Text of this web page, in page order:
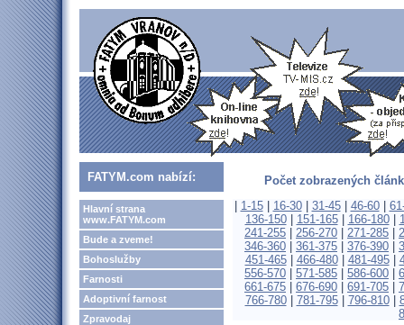
FATYM.com nabízí:
Hlavní strana
www.FATYM.com
Bude a zveme!
Bohoslužby
Farnosti
Adoptivní farnost
Zpravodaj
Počet zobrazených
1-15| 16-30| 31-45| 46-60|
136-150| 151-165| 166-180|
241-255
256-270 271-285
346-360
361-375 376-390
451-465| 466-480| 481-495|
556-570
571-585 586-600
661-675
676-690 691-705
766-780| 781-795| 796-810|